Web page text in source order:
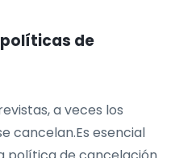
de
a veces los
cancelan.Es esencial